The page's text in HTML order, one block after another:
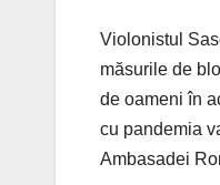
Violonistul
măsurile de
de oameni în
cu pandemia
Ambasadei